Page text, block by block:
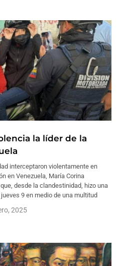
la líder de la
interceptaron violentamente en
en Venezuela, María Corina
desde la clandestinidad, hizo una
9 en medio de una multitud
2025